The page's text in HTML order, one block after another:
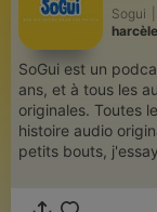
Sogui
SoGui est un
ans, et à tous les
originales. Toutes les quinze jour - le samedi : un nouvelle
histoire audio originale est
petits bouts,
thématiques